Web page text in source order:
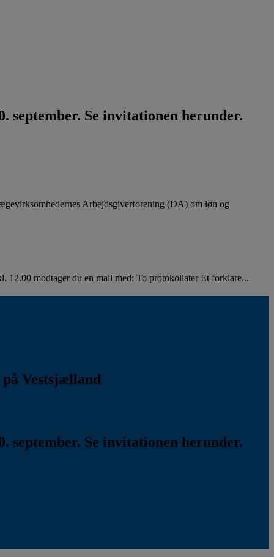
september. Se invitationen herunder.
Arbejdsgiverforening (DA) om løn og
12.00 modtager du en mail med: To protokollater Et forklare...
Vestsjælland
september. Se invitationen herunder.